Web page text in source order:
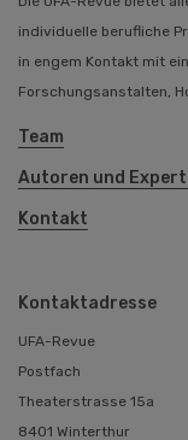
individuelle berufliche
in engem Kontakt mit
Forschungsanstalten,
Team
Autoren und
Kontakt
Kontaktadresse
UFA-Revue
Postfach
Theaterstrasse 15a
8401 Winterthur